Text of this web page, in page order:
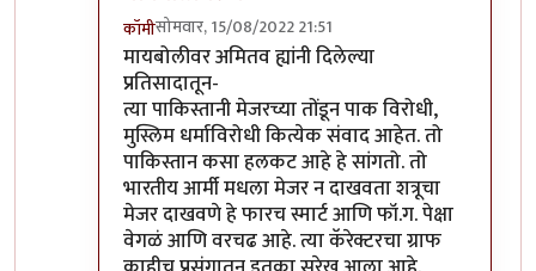
कॉमीसोमवार, 15/08/2022 21:51
In reply toसहमत.byसौंदाळा (verified= न
मायबोलीवर अमितव ह्यांनी दिलेल्या
प्रतिसादातून-
त्या पाकिस्तानी मेजरच्या तोंडून पाक विरोधी,
मुस्लिम धर्माविरोधी कित्येक संवाद आहेत. तो
पाकिस्तान कसा हलकट आहे हे सांगतो. तो
भारतीय आर्मी मधला मेजर न दाखवता शत्रूचा
मेजर दाखवणे हे फारच स्मार्ट आणि फॉ.ग. पेक्षा
वेगळं आणि वरचढ आहे. त्या कॅरेक्टरचा ग्राफ